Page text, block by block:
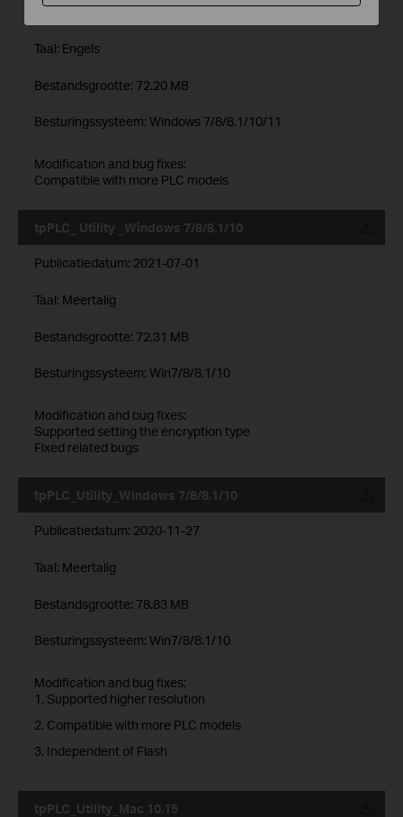
Publicatiedatum:2021-12-29
Taal: Engels
Bestandsgrootte: 72.20 MB
Besturingssysteem: Windows 7/8/8.1/10/11
Modification and bug fixes:
Compatible with more PLC models
tpPLC_ Utility _Windows 7/8/8.1/10
Publicatiedatum: 2021-07-01
Taal: Meertalig
Bestandsgrootte: 72.31 MB
Besturingssysteem: Win7/8/8.1/10
Modification and bug fixes:
Supported setting the encryption type
Fixed related bugs
tpPLC_Utility_Windows 7/8/8.1/10
Publicatiedatum: 2020-11-27
Taal: Meertalig
Bestandsgrootte: 78.83 MB
Besturingssysteem: Win7/8/8.1/10
Modification and bug fixes:
1. Supported higher resolution
2. Compatible with more PLC models
3. Independent of Flash
tpPLC_Utility_Mac 10.15